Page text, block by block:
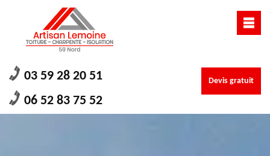
03 59 28 20 51
06 52 83 75 52
Devis gratuit